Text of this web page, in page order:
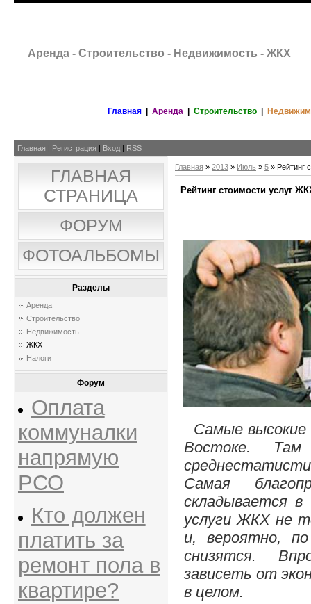
Аренда - Строительство - Недвижимость - ЖКХ
Главная Аренда Строительство
Главная Регистрация Вход RSS
ГЛАВНАЯ
СТРАНИЦА
ФОРУМ
ФОТОАЛЬБОМЫ
Разделы
Аренда
Строительство
Недвижимость
ЖКХ
Налоги
Форум
Оплата
коммуналки
напрямую
РСО
Кто должен
платить за
ремонт пола в
квартире?
Главная » 2013 » Июль » 5 » Рейтинг
Рейтинг стоимости услуг
Самые
Востоке.
Самая
складывается
услуги ЖКХ не
и, вероятно,
снизятся.
зависеть от
в целом.